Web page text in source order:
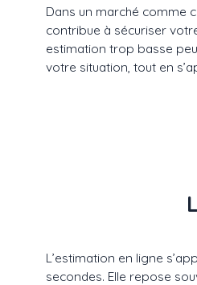
Dans un marché comme
contribue à sécuriser
estimation trop basse
votre situation, tout en
L’estimation en ligne
secondes. Elle repose